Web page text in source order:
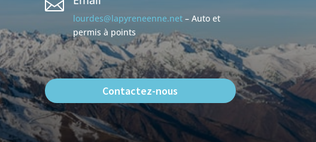

lourdes@lapyreneenne.net – Auto et
permis à points
Contactez-nous